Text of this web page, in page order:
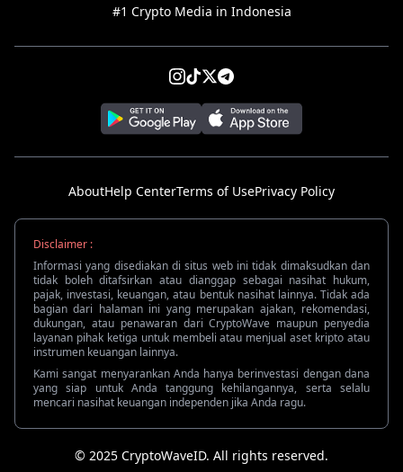
#1 Crypto Media in Indonesia
AboutHelp CenterTerms of UsePrivacy Policy
Disclaimer :
Informasi yang disediakan di situs web ini tidak dimaksudkan dan
tidak boleh ditafsirkan atau dianggap sebagai nasihat hukum,
pajak, investasi, keuangan, atau bentuk nasihat lainnya. Tidak ada
bagian dari halaman ini yang merupakan ajakan, rekomendasi,
dukungan, atau penawaran dari CryptoWave maupun penyedia
layanan pihak ketiga untuk membeli atau menjual aset kripto atau
instrumen keuangan lainnya.
Kami sangat menyarankan Anda hanya berinvestasi dengan dana
yang siap untuk Anda tanggung kehilangannya, serta selalu
mencari nasihat keuangan independen jika Anda ragu.
© 2025 CryptoWaveID. All rights reserved.